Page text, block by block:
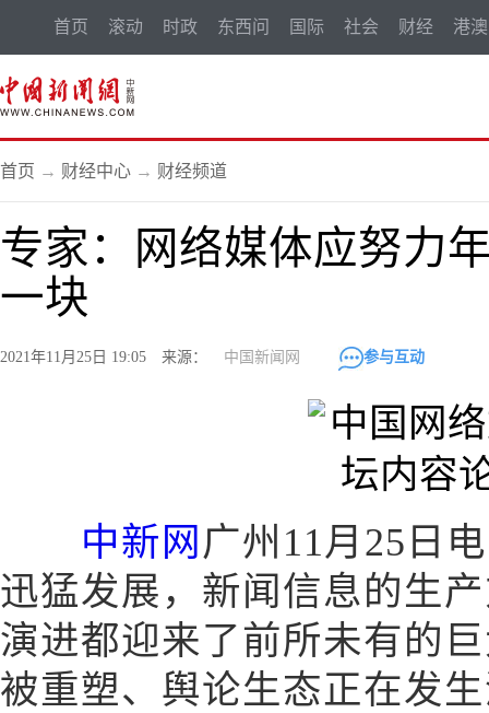
首页 滚动 时政 东西问 国际 社会 财经 港澳
首页 → 财经中心 → 财经频道
专家：网络媒体应努力
一块
2021年11月25日 19:05 来源： 中国新闻网 参与互动
中新网 广州11月25日
迅猛发展，新闻信息的生
演进都迎来了前所未有的
被重塑、舆论生态正在发